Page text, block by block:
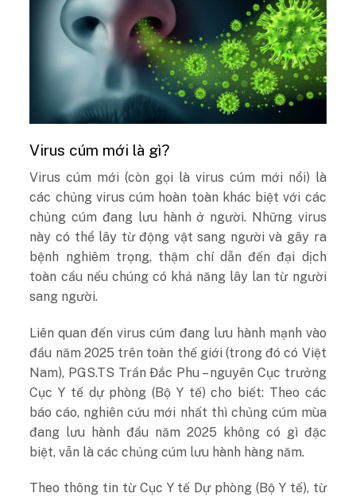
Virus cúm mới là gì?
Virus cúm mới (còn gọi là virus cúm mới nổi) là
các chủng virus cúm hoàn toàn khác biệt với các
chủng cúm đang lưu hành ở người. Những virus
này có thể lây từ động vật sang người và gây ra
bệnh nghiêm trọng, thậm chí dẫn đến đại dịch
toàn cầu nếu chúng có khả năng lây lan từ người
sang người.
Liên quan đến virus cúm đang lưu hành mạnh vào
đầu năm 2025 trên toàn thế giới (trong đó có Việt
Nam), PGS.TS Trần Đắc Phu – nguyên Cục trưởng
Cục Y tế dự phòng (Bộ Y tế) cho biết: Theo các
báo cáo, nghiên cứu mới nhất thì chủng cúm mùa
đang lưu hành đầu năm 2025 không có gì đặc
biệt, vẫn là các chủng cúm lưu hành hàng năm.
Theo thông tin từ Cục Y tế Dự phòng (Bộ Y tế), từ